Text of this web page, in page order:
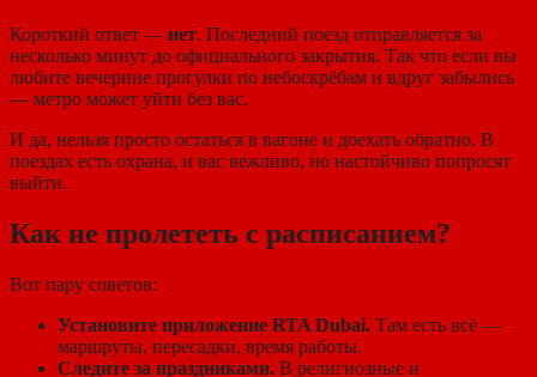
Короткий ответ — нет. Последний поезд отправляется за
несколько минут до официального закрытия. Так что если вы
любите вечерние прогулки по небоскрёбам и вдруг забылись
— метро может уйти без вас.
И да, нельзя просто остаться в вагоне и доехать обратно. В
поездах есть охрана, и вас вежливо, но настойчиво попросят
выйти.
Как не пролететь с расписанием?
Вот пару советов:
Установите приложение RTA Dubai. Там есть всё —
маршруты, пересадки, время работы.
Следите за праздниками. В религиозные и